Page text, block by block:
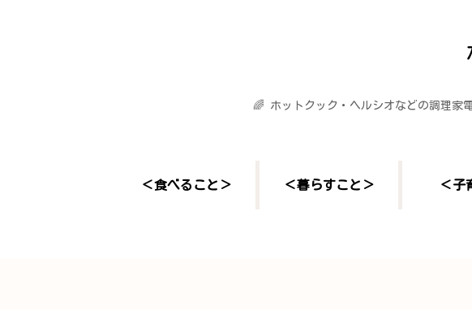
🌈 ホットクック・ヘルシオなどの調理家
＜食べること＞ ＜暮らすこと＞ ＜子